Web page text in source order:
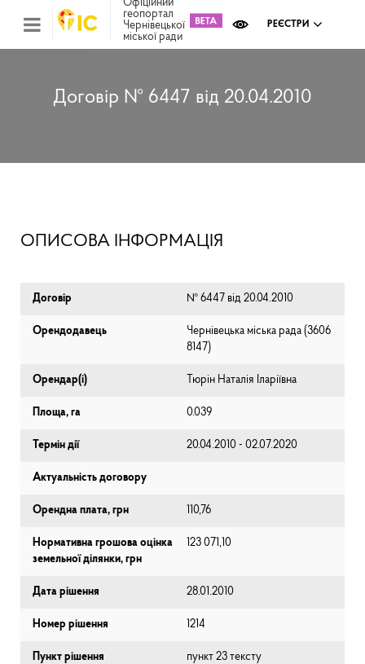
Офіційний
геопортал
Чернівецької
міської ради
РЕЄСТРИ
Договір № 6447 від 20.04.2010
ОПИСОВА ІНФОРМАЦІЯ
Договір № 6447 від 20.04.2010
Орендодавець
Чернівецька міська рада (⁨3606
8147⁩)
Орендар(і) Тюрін Наталія Іларіївна
Площа, га 0.039
Термін дії 20.04.2010 - 02.07.2020
Актуальність договору
Орендна плата, грн 110,76
Нормативна грошова оцінка
земельної ділянки, грн
123 071,10
Дата рішення 28.01.2010
Номер рішення 1214
Пункт рішення пункт 23 тексту